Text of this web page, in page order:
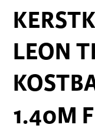
LEON
1.40M